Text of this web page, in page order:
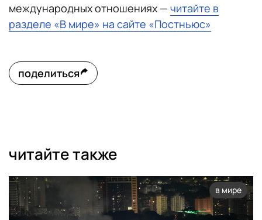
международных отношениях — читайте в
разделе «В мире» на сайте «Постньюс»
поделиться
читайте также
в мире